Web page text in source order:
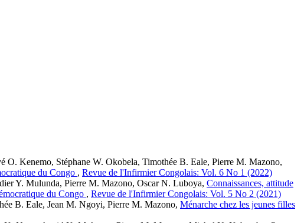
Kenemo, Stéphane W. Okobela, Timothée B. Eale, Pierre M. Mazono,
du Congo , Revue de l'Infirmier Congolais: Vol. 6 No 1 (2022)
Y. Mulunda, Pierre M. Mazono, Oscar N. Luboya, Connaissances, attitude
du Congo , Revue de l'Infirmier Congolais: Vol. 5 No 2 (2021)
B. Eale, Jean M. Ngoyi, Pierre M. Mazono, Ménarche chez les jeunes filles